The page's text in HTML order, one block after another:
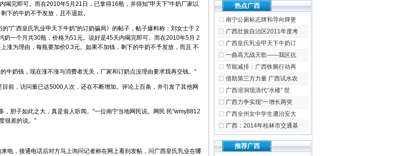
喝完即可。而在2010年5月21日，已拿得16瓶，并得知"甲天下"牛奶厂家以
下的牛奶不予发放，且不退款。
广西皇氏乳业甲天下牛奶"的订奶骗局》的帖子，帖子爆料称：刘女士于 2
一个月共30瓶，价格为51元。说好是45天内喝完即可。而在2010年5月 2
涨为理由，每瓶要加价0.3元。如果不加钱，剩下的牛奶不予发放，而且 不
奶钱，现在涨不涨与消费者无关，厂家和订奶点没理由要求我再交钱。"
，访问量已达5000人次，还在不断增加。评论上百条，并引发了其他网
胆子如此之大，真是耸人听闻。"一位南宁当地网民说。网民 民"wmy8812
很差的说。"
，接通电话后对方马上询问记者称在网上看到发帖，问广西皇氏乳业在哪
热点广西
南宁公厕标志牌和导向牌更
广西壮族自治区2011年度考
广西皇氏乳业甲天下牛奶订
一曲高亢战天歌——我区抗
节能减排：广西铁腕行动再
借助第三方力量 广西试水农
广西溶洞现清代“水楼” 世
广西力争实现“一增长两突
广西全州女中学生遭治安大
广西：2014年桂林市交通基
推荐广西